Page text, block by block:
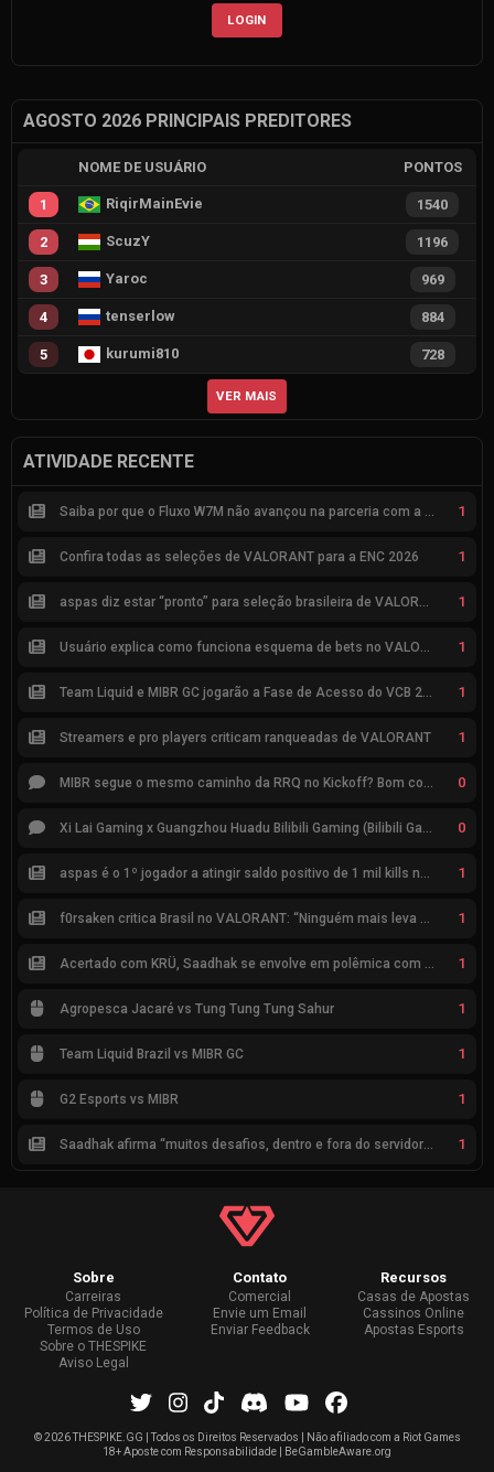
LOGIN
AGOSTO 2026 PRINCIPAIS PREDITORES
NOME DE USUÁRIO PONTOS
1 RiqirMainEvie 1540
2 ScuzY 1196
3 Yaroc 969
4 tenserlow 884
5 kurumi810 728
VER MAIS
ATIVIDADE RECENTE
1
Confira todas as seleções de VALORANT para a ENC 2026 1
1
1
1
Streamers e pro players criticam ranqueadas de VALORANT 1
0
0
1
1
1
Agropesca Jacaré vs Tung Tung Tung Sahur 1
Team Liquid Brazil vs MIBR GC 1
G2 Esports vs MIBR 1
Saadhak afirma “muitos desafios, dentro e fora do servidor” sobre a jornada até a classificação 1
Sobre
Carreiras
Política de Privacidade
Termos de Uso
Sobre o THESPIKE
Aviso Legal
Contato
Comercial
Envie um Email
Enviar Feedback
Recursos
Casas de Apostas
Cassinos Online
Apostas Esports
©2026 THESPIKE.GG | Todos os Direitos Reservados | Não afiliado com a Riot Games
18+ Aposte com Responsabilidade | BeGambleAware.org